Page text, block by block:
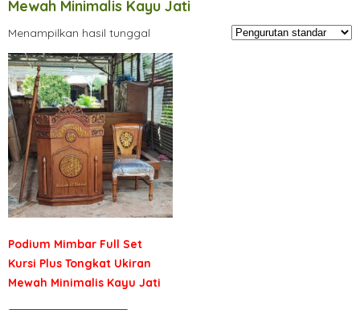
Mewah Minimalis Kayu Jati
Menampilkan hasil tunggal
Podium Mimbar Full Set
Kursi Plus Tongkat Ukiran
Mewah Minimalis Kayu Jati